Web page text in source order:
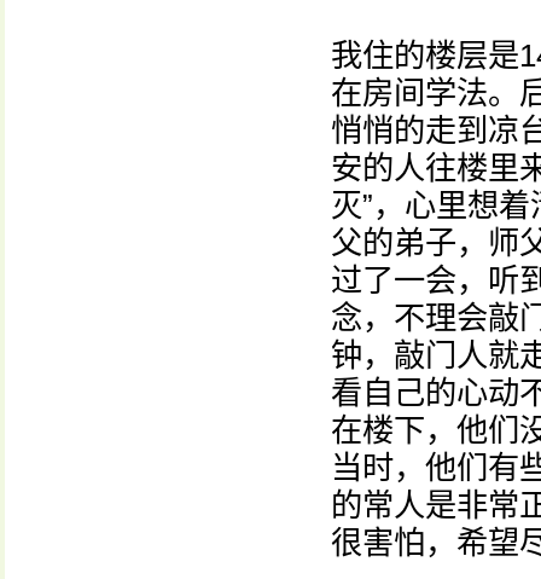
我住的楼层是
在房间学法。
悄悄的走到凉
安的人往楼里
灭”，心里想
父的弟子，师
过了一会，听
念，不理会敲
钟，敲门人就
看自己的心动
在楼下，他们
当时，他们有
的常人是非常
很害怕，希望